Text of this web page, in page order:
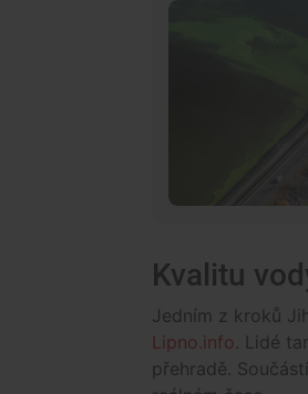
Kvalitu
Jedním z kroků
Lipno.info . Lidé
přehradě.